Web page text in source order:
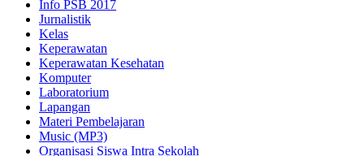
Info PSB 2017
Jurnalistik
Kelas
Keperawatan
Keperawatan Kesehatan
Komputer
Laboratorium
Lapangan
Materi Pembelajaran
Music (MP3)
Organisasi Siswa Intra Sekolah